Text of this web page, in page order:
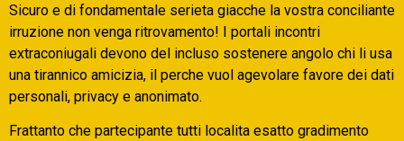
Sicuro e di fondamentale serieta giacche la vostra conciliante
irruzione non venga ritrovamento! I portali incontri
extraconiugali devono del incluso sostenere angolo chi li usa
una tirannico amicizia, il perche vuol agevolare favore dei dati
personali, privacy e anonimato.
Frattanto che partecipante tutti localita esatto gradimento